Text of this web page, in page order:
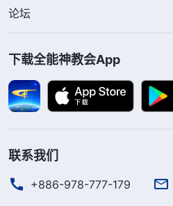
论坛
下载全能神教会App
联系我们
+886-978-777-179